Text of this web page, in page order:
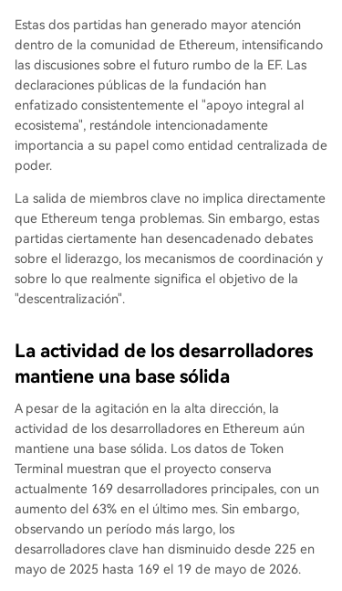
Estas dos partidas han generado mayor atención
dentro de la comunidad de Ethereum, intensificando
las discusiones sobre el futuro rumbo de la EF. Las
declaraciones públicas de la fundación han
enfatizado consistentemente el "apoyo integral al
ecosistema", restándole intencionadamente
importancia a su papel como entidad centralizada de
poder.
La salida de miembros clave no implica directamente
que Ethereum tenga problemas. Sin embargo, estas
partidas ciertamente han desencadenado debates
sobre el liderazgo, los mecanismos de coordinación y
sobre lo que realmente significa el objetivo de la
"descentralización".
La actividad de los desarrolladores
mantiene una base sólida
A pesar de la agitación en la alta dirección, la
actividad de los desarrolladores en Ethereum aún
mantiene una base sólida. Los datos de Token
Terminal muestran que el proyecto conserva
actualmente 169 desarrolladores principales, con un
aumento del 63% en el último mes. Sin embargo,
observando un período más largo, los
desarrolladores clave han disminuido desde 225 en
mayo de 2025 hasta 169 el 19 de mayo de 2026.